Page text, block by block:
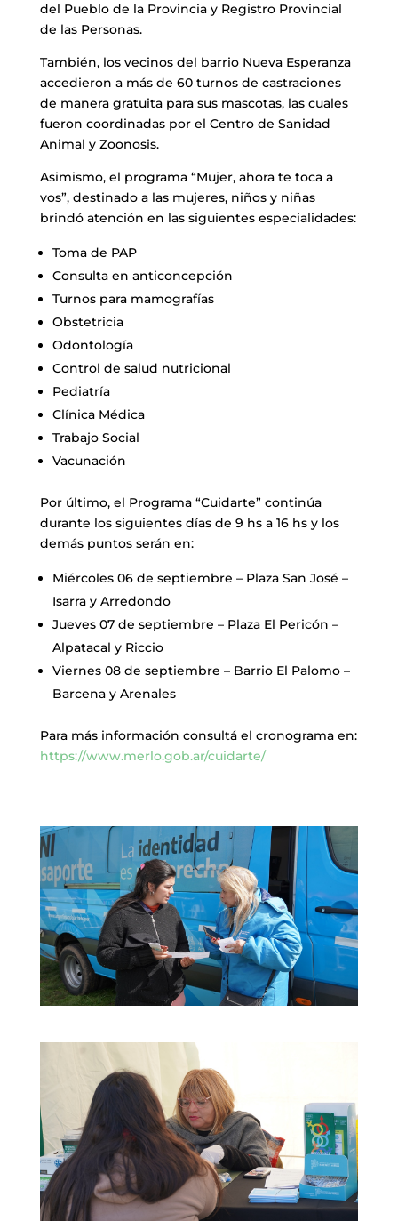
del Pueblo de la Provincia y Registro Provincial
de las Personas.
También, los vecinos del barrio Nueva Esperanza
accedieron a más de 60 turnos de castraciones
de manera gratuita para sus mascotas, las cuales
fueron coordinadas por el Centro de Sanidad
Animal y Zoonosis.
Asimismo, el programa “Mujer, ahora te toca a
vos”, destinado a las mujeres, niños y niñas
brindó atención en las siguientes especialidades:
Toma de PAP
Consulta en anticoncepción
Turnos para mamografías
Obstetricia
Odontología
Control de salud nutricional
Pediatría
Clínica Médica
Trabajo Social
Vacunación
Por último, el Programa “Cuidarte” continúa
durante los siguientes días de 9 hs a 16 hs y los
demás puntos serán en:
Miércoles 06 de septiembre – Plaza San José –
Isarra y Arredondo
Jueves 07 de septiembre – Plaza El Pericón –
Alpatacal y Riccio
Viernes 08 de septiembre – Barrio El Palomo –
Barcena y Arenales
Para más información consultá el cronograma en:
https://www.merlo.gob.ar/cuidarte/